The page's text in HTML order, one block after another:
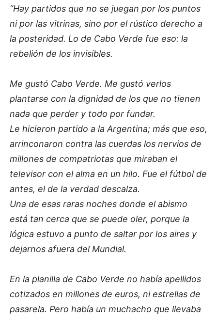
“Hay partidos que no se juegan por los puntos
ni por las vitrinas, sino por el rústico derecho a
la posteridad. Lo de Cabo Verde fue eso: la
rebelión de los invisibles.
Me gustó Cabo Verde. Me gustó verlos
plantarse con la dignidad de los que no tienen
nada que perder y todo por fundar.
Le hicieron partido a la Argentina; más que eso,
arrinconaron contra las cuerdas los nervios de
millones de compatriotas que miraban el
televisor con el alma en un hilo. Fue el fútbol de
antes, el de la verdad descalza.
Una de esas raras noches donde el abismo
está tan cerca que se puede oler, porque la
lógica estuvo a punto de saltar por los aires y
dejarnos afuera del Mundial.
​En la planilla de Cabo Verde no había apellidos
cotizados en millones de euros, ni estrellas de
pasarela. Pero había un muchacho que llevaba